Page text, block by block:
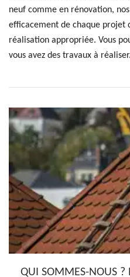
neuf comme en rénovation,
efficacement de chaque projet
réalisation appropriée. Vous
vous avez des travaux à réaliser.
QUI SOMMES-NOUS ?